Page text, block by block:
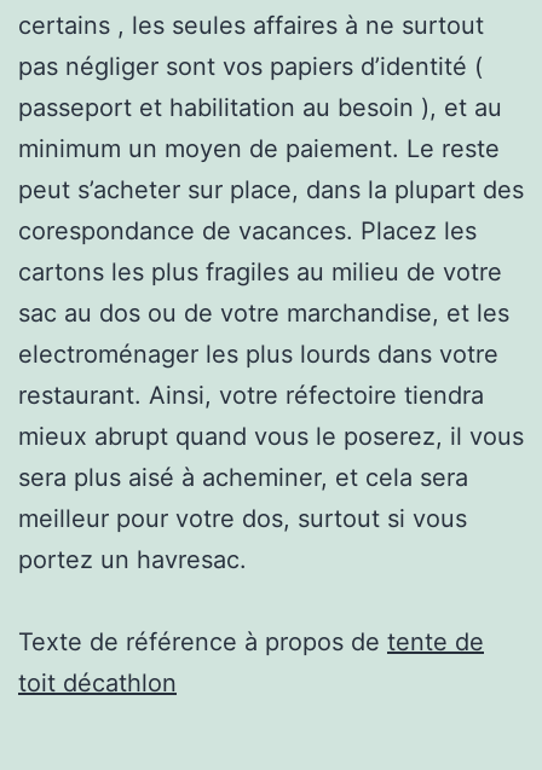
certains , les seules affaires à ne surtout
pas négliger sont vos papiers d’identité (
passeport et habilitation au besoin ), et au
minimum un moyen de paiement. Le reste
peut s’acheter sur place, dans la plupart des
corespondance de vacances. Placez les
cartons les plus fragiles au milieu de votre
sac au dos ou de votre marchandise, et les
electroménager les plus lourds dans votre
restaurant. Ainsi, votre réfectoire tiendra
mieux abrupt quand vous le poserez, il vous
sera plus aisé à acheminer, et cela sera
meilleur pour votre dos, surtout si vous
portez un havresac.
Texte de référence à propos de tente de
toit décathlon